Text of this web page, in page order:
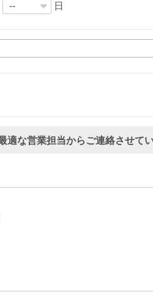
日
適な営業担当からご連絡させて